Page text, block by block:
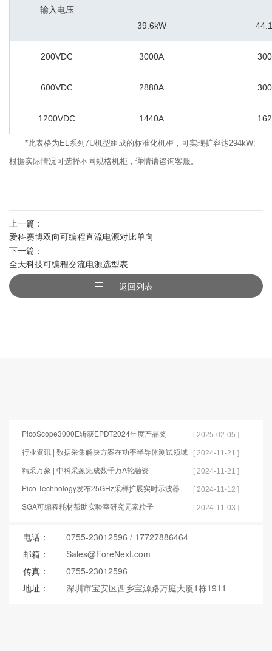
输入电压
39.6kW
200VDC 3000A
600VDC 2880A
1200VDC 1440A
*此表格为EL系列7U机型组成的标准化机柜，可实现扩容达294kW;
根据实际情况可选择不同规格机柜，详情请咨询客服。
上一篇：
爱科赛博双向可编程直流电源对比单向
可编程直流电源的优势
下一篇：
全天科技可编程交流电源选型表
返回列表
PicoScope3000E斩获EPDT2024年度产品奖 [ 2025-02-05 ]
行业资讯 | 数据采集解决方案在功率半导体测试领域
的应用
[ 2024-11-21 ]
精采万象 | 中科采象完成数千万A轮融资 [ 2024-11-21 ]
Pico Technology发布25GHz采样扩展实时示波器 [ 2024-11-12 ]
SGA可编程耗材帮助实验室研究元素粒子 [ 2024-11-03 ]
电话： 0755-23012596 / 17727886464
邮箱：
Sales@ForeNext.com
传真：
0755-23012596
地址：
深圳市宝安区西乡宝源路万庭大厦1栋1911